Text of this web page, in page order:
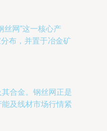
网”这一核心产
布，并置于冶金矿
合金。钢丝网正是
及线材市场行情紧